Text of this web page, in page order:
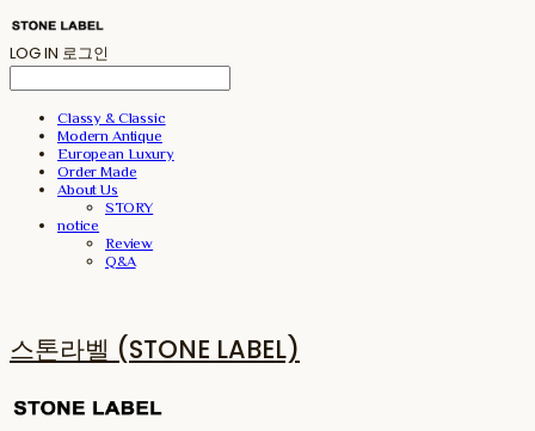
LOG IN 로그인
Classy & Classic
Modern Antique
European Luxury
Order Made
About Us
STORY
notice
Review
Q&A
스톤라벨 (STONE LABEL)